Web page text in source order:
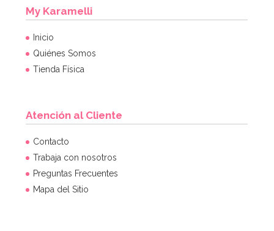
My Karamelli
Inicio
Quiénes Somos
Tienda Física
Atención al Cliente
Contacto
Trabaja con nosotros
Preguntas Frecuentes
Mapa del Sitio